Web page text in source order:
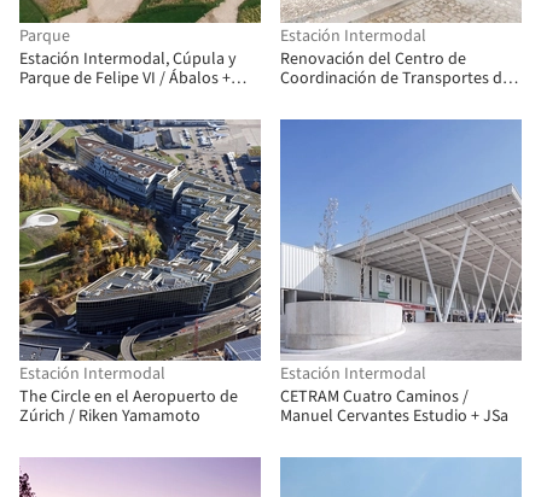
Parque
Estación Intermodal, Cúpula y
Parque de Felipe VI / Ábalos +
Estación Intermodal
Renovación del Centro de
Coordinación de Transportes de
Group
Estación Intermodal
The Circle en el Aeropuerto de
Zúrich / Riken Yamamoto
Estación Intermodal
CETRAM Cuatro Caminos /
Manuel Cervantes Estudio + JSa